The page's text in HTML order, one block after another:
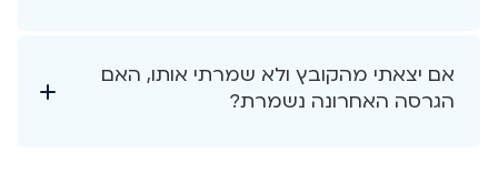
אם יצאתי מהקובץ ולא שמרתי אותו, האם
הגרסה האחרונה נשמרת?